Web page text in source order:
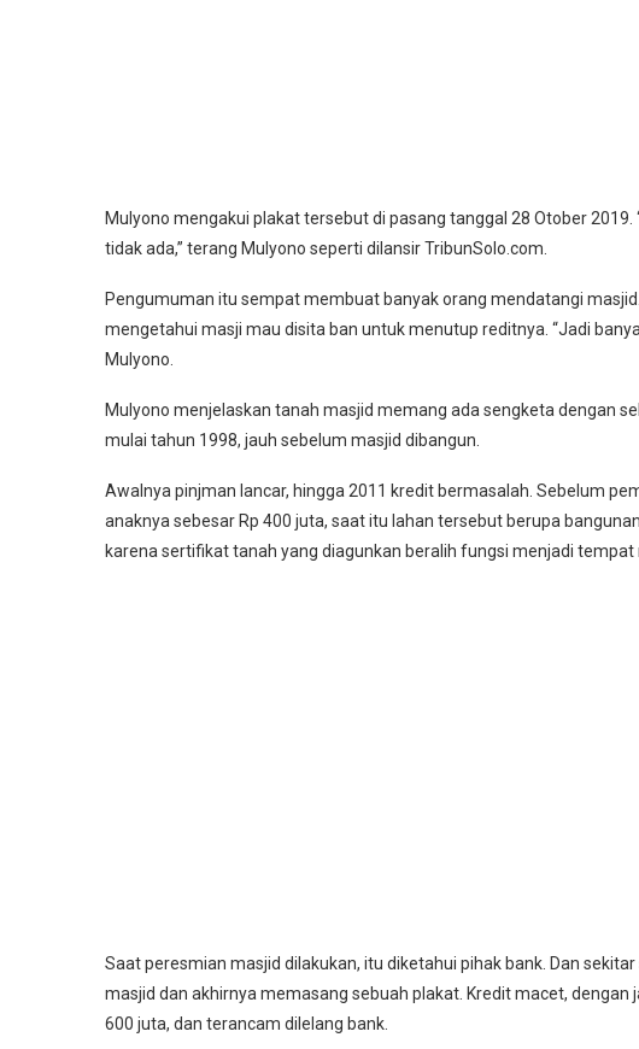
Mulyono mengakui plakat tersebut di pasang tanggal 28 Otober
tidak ada,” terang Mulyono seperti dilansir TribunSolo.com.
Pengumuman itu sempat membuat banyak orang mendatangi
mengetahui masji mau disita ban untuk menutup reditnya. “Jadi
Mulyono.
Mulyono menjelaskan tanah masjid memang ada sengketa dengan
mulai tahun 1998, jauh sebelum masjid dibangun.
Awalnya pinjman lancar, hingga 2011 kredit bermasalah. Sebelum
anaknya sebesar Rp 400 juta, saat itu lahan tersebut berupa
karena sertifikat tanah yang diagunkan beralih fungsi menjadi tempat
Saat peresmian masjid dilakukan, itu diketahui pihak bank. Dan
masjid dan akhirnya memasang sebuah plakat. Kredit macet,
600 juta, dan terancam dilelang bank.